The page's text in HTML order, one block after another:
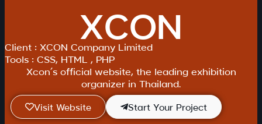
XCON
Client : XCON Company Limited
Tools : CSS, HTML , PHP
Xcon’s official website, the leading exhibition
organizer in Thailand.
Visit Website Start Your Project